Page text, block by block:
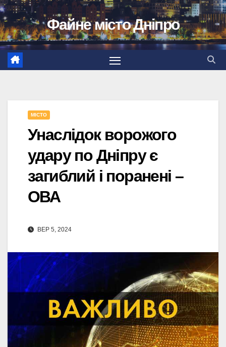
Перейти
до
вмісту
Файне місто Дніпро
МІСТО
Унаслідок ворожого
удару по Дніпру є
загиблий і поранені –
ОВА
ВЕР 5, 2024